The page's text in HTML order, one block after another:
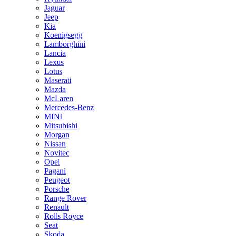
Jaguar
Jeep
Kia
Koenigsegg
Lamborghini
Lancia
Lexus
Lotus
Maserati
Mazda
McLaren
Mercedes-Benz
MINI
Mitsubishi
Morgan
Nissan
Novitec
Opel
Pagani
Peugeot
Porsche
Range Rover
Renault
Rolls Royce
Seat
Skoda